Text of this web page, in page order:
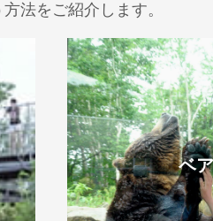
法をご紹介します。
ベ